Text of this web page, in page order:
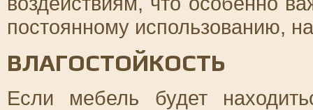
постоянному использованию,
ВЛАГОСТОЙКОСТЬ
Если мебель будет